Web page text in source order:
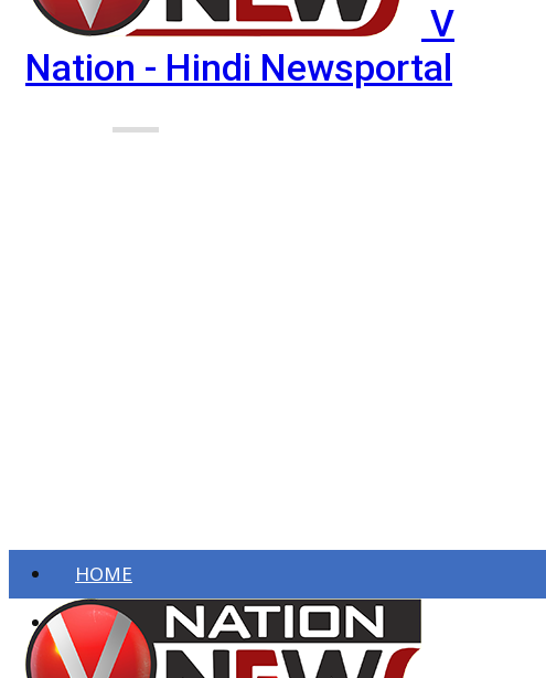
V
Nation - Hindi Newsportal
HOME
ताज़ा खबरें
देश